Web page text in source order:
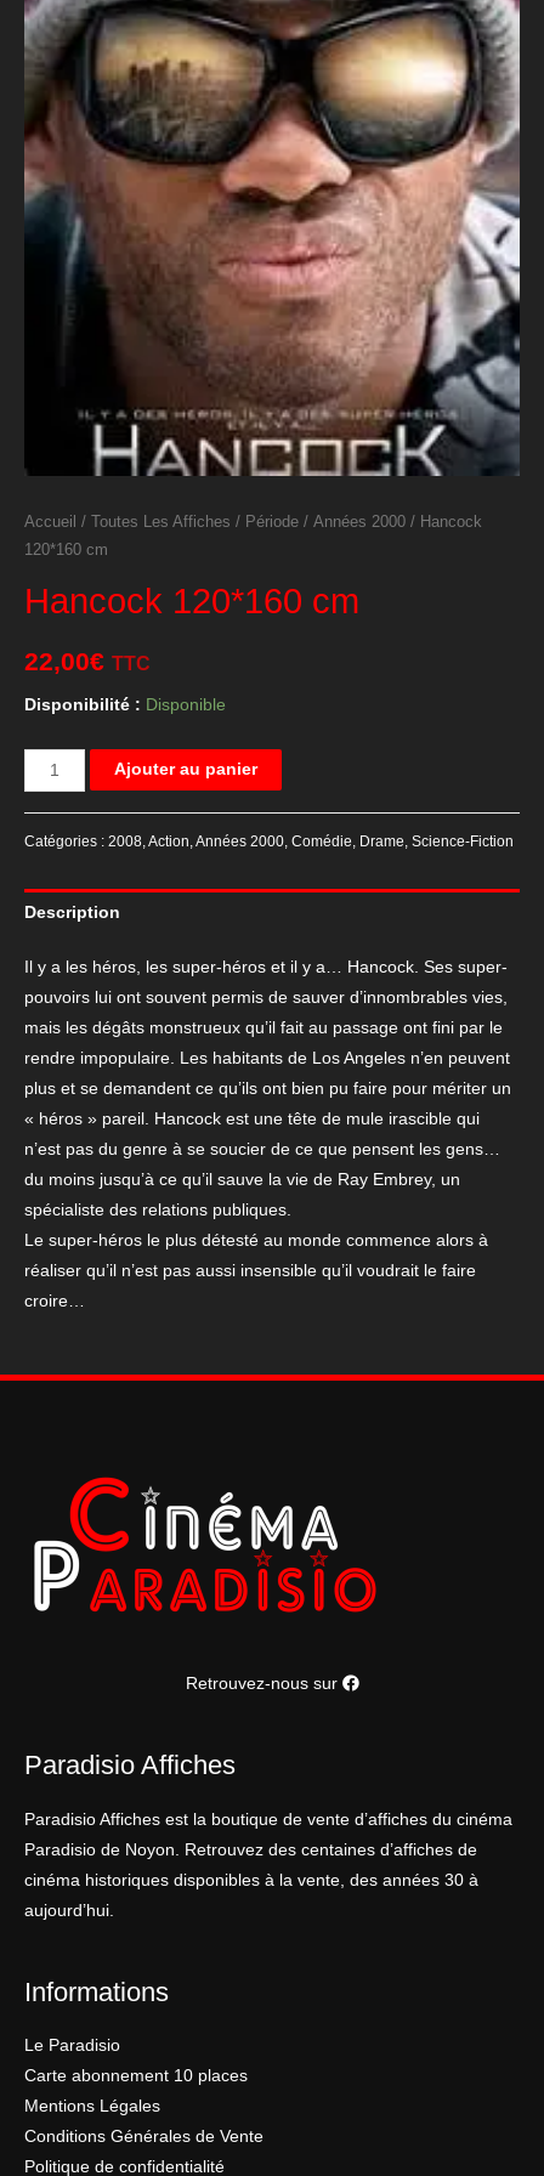
Accueil / Toutes Les Affiches / Période / Années 2000 / Hancock
120*160 cm
Hancock 120*160 cm
22,00€ TTC
Disponibilité : Disponible
quantité
de
120*160
cm
Ajouter au panier
Catégories : 2008 Action Années 2000 Comédie Drame Science-Fiction
Description
Il y a les héros, les super-héros et il y a… Hancock. Ses super-
pouvoirs lui ont souvent permis de sauver d’innombrables vies,
mais les dégâts monstrueux qu’il fait au passage ont fini par le
rendre impopulaire. Les habitants de Los Angeles n’en peuvent
plus et se demandent ce qu’ils ont bien pu faire pour mériter un
« héros » pareil. Hancock est une tête de mule irascible qui
n’est pas du genre à se soucier de ce que pensent les gens…
du moins jusqu’à ce qu’il sauve la vie de Ray Embrey, un
spécialiste des relations publiques.
Le super-héros le plus détesté au monde commence alors à
réaliser qu’il n’est pas aussi insensible qu’il voudrait le faire
croire…
Retrouvez-nous sur
Paradisio Affiches
Paradisio Affiches est la boutique de vente d’affiches du cinéma
Paradisio de Noyon. Retrouvez des centaines d’affiches de
cinéma historiques disponibles à la vente, des années 30 à
aujourd’hui.
Informations
Le Paradisio
Carte abonnement 10 places
Mentions Légales
Conditions Générales de Vente
Politique de confidentialité